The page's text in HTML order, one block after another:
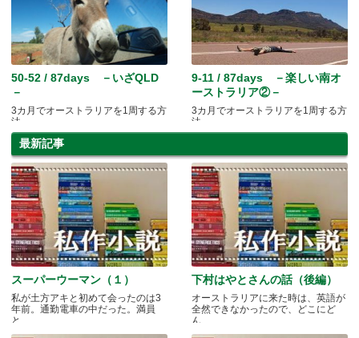
50-52 / 87days －いざQLD
－
3カ月でオーストラリアを1周する方
法
9-11 / 87days －楽しい南オ
ーストラリア②－
3カ月でオーストラリアを1周する方
法
最新記事
スーパーウーマン（１）
私が土方アキと初めて会ったのは3
年前。通勤電車の中だった。満員
と.....
下村はやとさんの話（後編）
オーストラリアに来た時は、英語が
全然できなかったので、どこにど
ん.....